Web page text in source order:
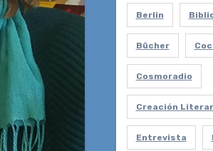
Berlin
Bücher
Cosmoradio
Creación
Entrevista